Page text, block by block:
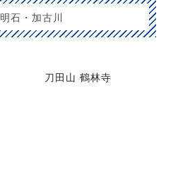
明石・加古川
刀田山 鶴林寺